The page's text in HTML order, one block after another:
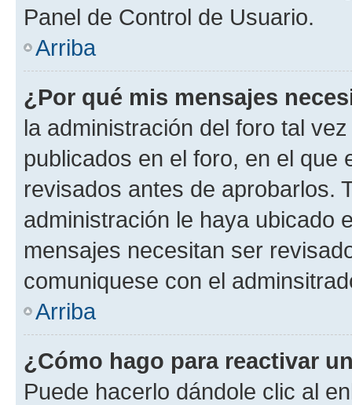
Panel de Control de Usuario.
Arriba
¿Por qué mis mensajes
la administración del foro tal
publicados en el foro, en el
revisados antes de aprobarlos.
administración le haya ubicado
mensajes necesitan ser
comuniquese con el
Arriba
¿Cómo hago para reactivar
Puede hacerlo dándole clic al